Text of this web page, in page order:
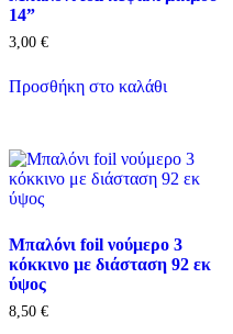
14”
3,00 €
Προσθήκη στο καλάθι
Μπαλόνι foil νούμερο 3
κόκκινο με διάσταση 92 εκ
ύψος
8,50 €